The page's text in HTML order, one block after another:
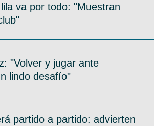
va por todo: "Muestran
"Volver y jugar ante
lindo desafío"
partido a partido: advierten